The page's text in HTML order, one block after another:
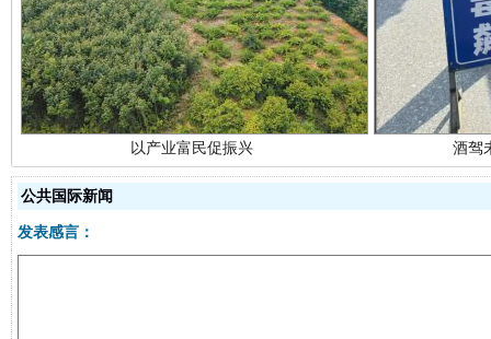
以产业富民促振兴 酒驾
公共国际新闻
发表感言：